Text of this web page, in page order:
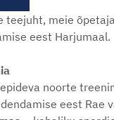
teejuht, meie
eest Harjumaal.
noorte
eest Rae